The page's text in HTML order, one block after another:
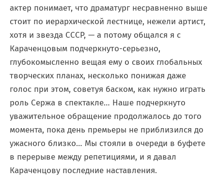
актер понимает, что драматург несравненно выше
стоит по иерархической лестнице, нежели артист,
хотя и звезда СССР, — а потому общался я с
Караченцовым подчеркнуто-серьезно,
глубокомысленно вещая ему о своих глобальных
творческих планах, несколько понижая даже
голос при этом, советуя баском, как нужно играть
роль Сержа в спектакле… Наше подчеркнуто
уважительное обращение продолжалось до того
момента, пока день премьеры не приблизился до
ужасного близко… Мы стояли в очереди в буфете
в перерыве между репетициями, и я давал
Караченцову последние наставления.